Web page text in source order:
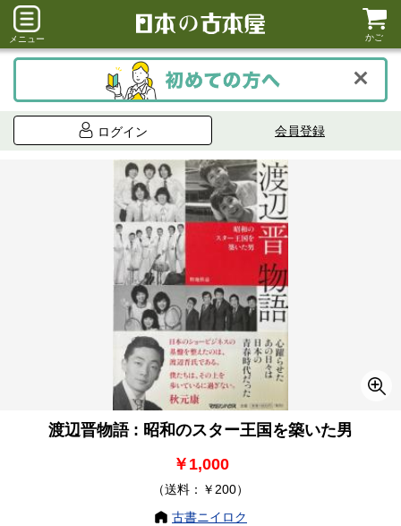
メニュー かご
ログイン 会員登録
渡辺晋物語 : 昭和のスター王国を築いた男
￥1,000
（送料：￥200）
古書ニイロク